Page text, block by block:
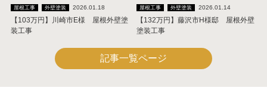
屋根工事 外壁塗装 2026.01.18
【103万円】川崎市E様 屋根外壁塗
装工事
屋根工事 外壁塗装 2026.01.14
【132万円】藤沢市H様邸 屋根外壁
塗装工事
記事一覧ページ